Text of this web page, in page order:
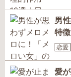
男
特
恋愛
愛